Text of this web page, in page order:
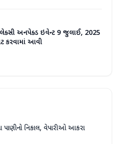
અનપેક્ડ ઇવેન્ટ 9 જુલાઈ, 2025
કરવામાં આવી
પાણીનો નિકાલ, વેપારીઓ આકરા